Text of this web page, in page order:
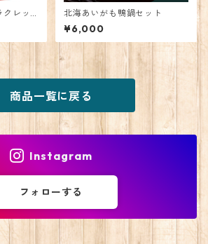
クレッ
北海あいがも鴨鍋セット
¥6,000
商品一覧に戻る
Instagram
フォローする